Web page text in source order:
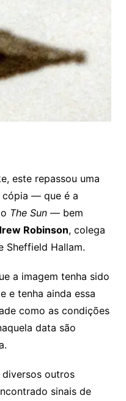
este repassou uma
cópia — que é a
The Sun— bem
Robinson, colega
Sheffield Hallam.
a imagem tenha sido
e tenha ainda essa
como as condições
data são
diversos outros
sinais de